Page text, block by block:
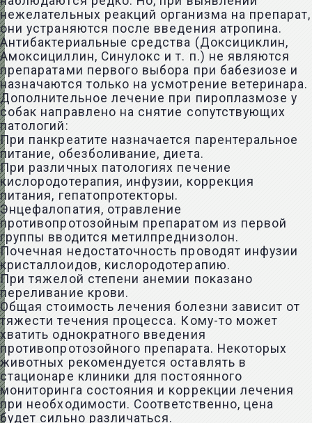
нежелательных реакций организма на препарат,
они устраняются после введения атропина.
Антибактериальные средства (Доксициклин,
Амоксициллин, Синулокс и т. п.) не являются
препаратами первого выбора при бабезиозе и
назначаются только на усмотрение ветеринара.
Дополнительное лечение при пироплазмозе у
собак направлено на снятие сопутствующих
патологий:
При панкреатите назначается парентеральное
питание, обезболивание, диета.
При различных патологиях печение
кислородотерапия, инфузии, коррекция
питания, гепатопротекторы.
Энцефалопатия, отравление
противопротозойным препаратом из первой
группы вводится метилпреднизолон.
Почечная недостаточность проводят инфузии
кристаллоидов, кислородотерапию.
При тяжелой степени анемии показано
переливание крови.
Общая стоимость лечения болезни зависит от
тяжести течения процесса. Кому-то может
хватить однократного введения
противопротозойного препарата. Некоторых
животных рекомендуется оставлять в
стационаре клиники для постоянного
мониторинга состояния и коррекции лечения
при необходимости. Соответственно, цена
будет сильно различаться.